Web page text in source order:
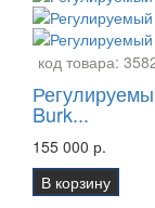
код товара:
Burk...
155 000 р.
В корзину